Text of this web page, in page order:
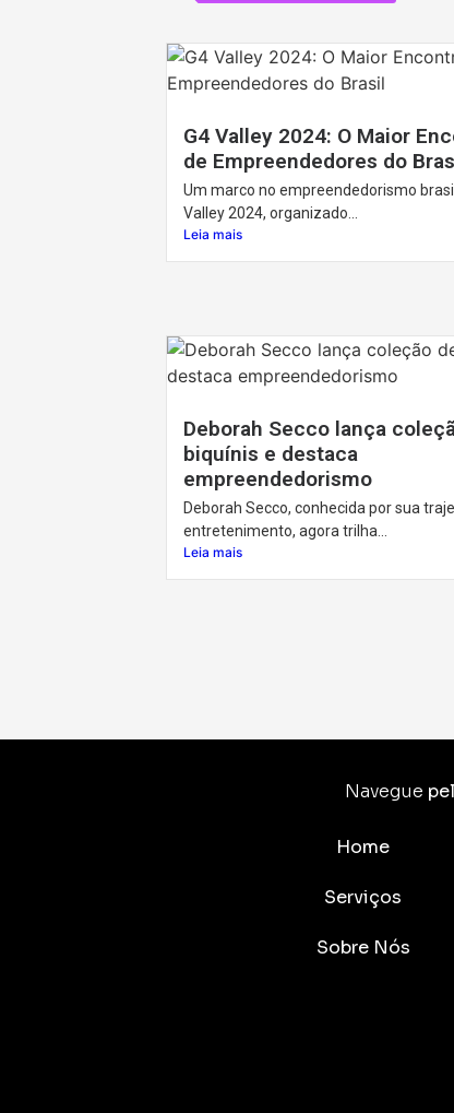
G4 Valley 2024: O Maior
de Empreendedores do
Um marco no empreendedorismo
Valley 2024, organizado...
Leia mais
Deborah Secco lança
biquínis e destaca
empreendedorismo
Deborah Secco, conhecida por sua
entretenimento, agora trilha...
Leia mais
Navegue
Home
Serviços
Sobre Nós